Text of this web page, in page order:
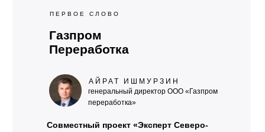
ПЕРВОЕ СЛОВО
Газпром
Переработка
Совместный проект «Эксперт Северо-
генеральный директор ООО «Газпром
переработка»
АЙРАТ ИШМУРЗИН